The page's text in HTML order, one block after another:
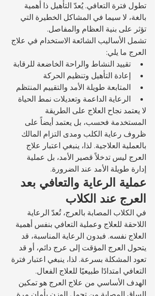
تطول فترة التعافي. يُعدّ التأهيل ذا أهمية
بالغة، لا سيما في المشاكل الخطيرة التي
تؤثر على بنية العظام والمفاصل.
تشمل الأساليب الشائعة الاستخدام في علاج
العرج ما يلي:
تقييد النشاط والراحة الخاضعة للرقابة
إعادة التأهيل وتنظيم الحركة
المتابعة طويلة الأمد والتقييم المنتظم
الرعاية الداعمة وتعديلات نمط الحياة
لا يعتمد نجاح العلاج على الطريقة
المستخدمة فحسب، بل يعتمد أيضاً على
ظروف رعاية الكلب ومدى التزام المالك
بالعملية العلاجية. لذا، ينبغي اعتبار علاج
العرج ليس تدخلاً قصير الأمد، بل عملية
إدارة طويلة الأمد عند الضرورة.
عملية الرعاية والتعافي بعد
العرج عند الكلاب
في الكلاب المصابة بالعرج، تُعدّ الرعاية
اللاحقة للعلاج وعملية التعافي بنفس أهمية
العلاج نفسه. فبدون الرعاية المناسبة، قد
يتحول العرج المؤقت إلى عرج دائم، أو قد
تعود المشكلة بسرعة. لذا، ينبغي اعتبار فترة
التعافي امتدادًا طبيعيًا للعلاج الفعال.
الهدف الأساسي من علاج العرج هو تمكين